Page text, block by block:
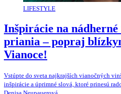
LIFESTYLE
Inšpirácie na nádherné
priania – popraj
Vianoce!
Vstúpte do sveta najkrajších vianočných
inšpirácie a úprimné slová, ktoré prinesú